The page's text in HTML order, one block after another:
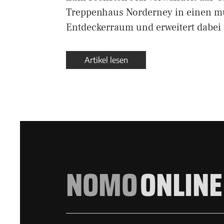
Treppenhaus Norderney in einen
Entdeckerraum und erweitert
Artikel lesen
NOMOONLINE